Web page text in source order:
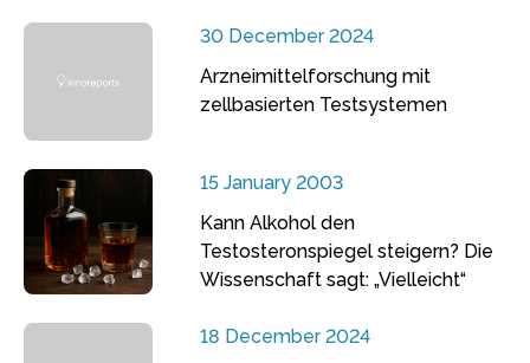
30 December 2024
Arzneimittelforschung mit
zellbasierten Testsystemen
15 January 2003
Kann Alkohol den
Testosteronspiegel steigern? Die
Wissenschaft sagt: „Vielleicht“
18 December 2024